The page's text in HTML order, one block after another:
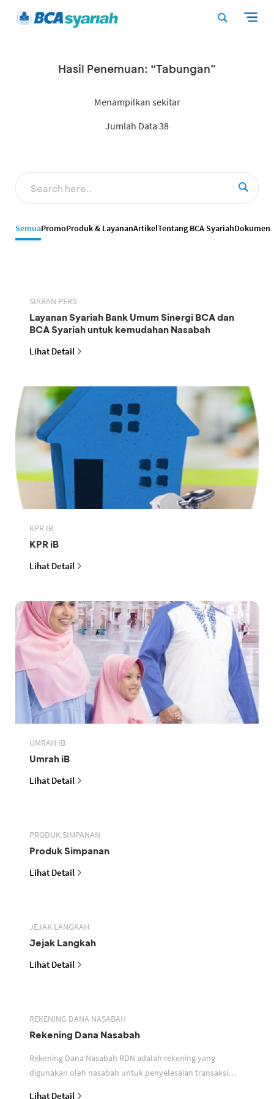
Hasil Penemuan: “Tabungan”
Menampilkan sekitar
Jumlah Data 38
SemuaPromoProduk & LayananArtikelTentang BCA SyariahDokumen
SIARAN PERS
Layanan Syariah Bank Umum Sinergi BCA dan
BCA Syariah untuk kemudahan Nasabah
Lihat Detail
KPR IB
KPR iB
Lihat Detail
UMRAH IB
Umrah iB
Lihat Detail
PRODUK SIMPANAN
Produk Simpanan
Lihat Detail
JEJAK LANGKAH
Jejak Langkah
Lihat Detail
REKENING DANA NASABAH
Rekening Dana Nasabah
Rekening Dana Nasabah RDN adalah rekening yang
digunakan oleh nasabah untuk penyelesaian transaksi
Lihat Detail